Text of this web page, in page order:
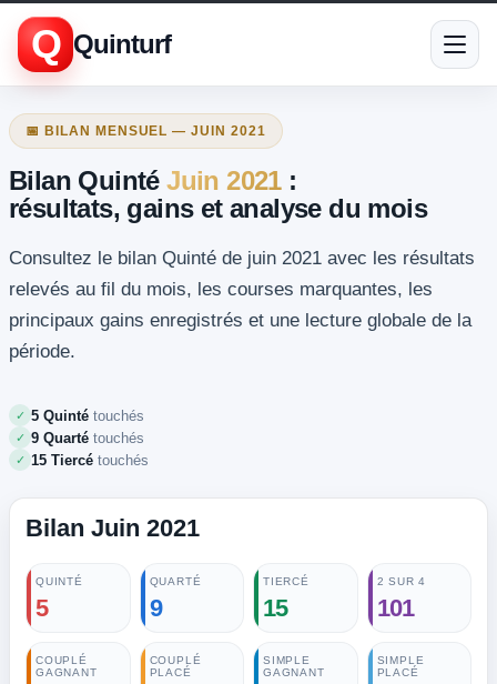
Q Quinturf
📅 BILAN MENSUEL — JUIN 2021
Bilan QuintéJuin 2021:
résultats, gains et analyse du mois
Consultez le bilan Quinté de juin 2021 avec les résultats
relevés au fil du mois, les courses marquantes, les
principaux gains enregistrés et une lecture globale de la
période.
✓ 5 Quinté touchés
✓ 9 Quarté touchés
✓ 15 Tiercé touchés
Bilan Juin 2021
QUINTÉ
5
QUARTÉ
9
TIERCÉ
15
2 SUR 4
101
COUPLÉ
GAGNANT
COUPLÉ
PLACÉ
SIMPLE
GAGNANT
SIMPLE
PLACÉ